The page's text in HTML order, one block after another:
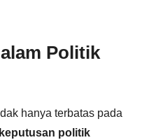
Politik
hanya terbatas pada
keputusan politik